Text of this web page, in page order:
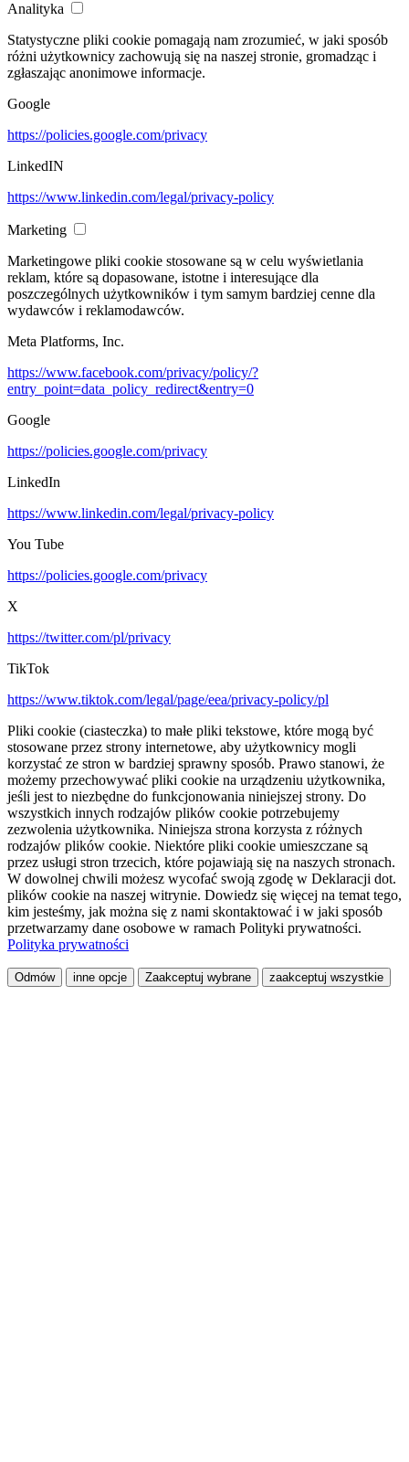
Analityka
Statystyczne pliki cookie pomagają nam zrozumieć, w jaki sposób
różni użytkownicy zachowują się na naszej stronie, gromadząc i
zgłaszając anonimowe informacje.
Google
https://policies.google.com/privacy
LinkedIN
https://www.linkedin.com/legal/privacy-policy
Marketing
Marketingowe pliki cookie stosowane są w celu wyświetlania
reklam, które są dopasowane, istotne i interesujące dla
poszczególnych użytkowników i tym samym bardziej cenne dla
wydawców i reklamodawców.
Meta Platforms, Inc.
https://www.facebook.com/privacy/policy/?
entry_point=data_policy_redirect&entry=0
Google
https://policies.google.com/privacy
LinkedIn
https://www.linkedin.com/legal/privacy-policy
You Tube
https://policies.google.com/privacy
X
https://twitter.com/pl/privacy
TikTok
https://www.tiktok.com/legal/page/eea/privacy-policy/pl
Pliki cookie (ciasteczka) to małe pliki tekstowe, które mogą być
stosowane przez strony internetowe, aby użytkownicy mogli
korzystać ze stron w bardziej sprawny sposób. Prawo stanowi, że
możemy przechowywać pliki cookie na urządzeniu użytkownika,
jeśli jest to niezbędne do funkcjonowania niniejszej strony. Do
wszystkich innych rodzajów plików cookie potrzebujemy
zezwolenia użytkownika. Niniejsza strona korzysta z różnych
rodzajów plików cookie. Niektóre pliki cookie umieszczane są
przez usługi stron trzecich, które pojawiają się na naszych stronach.
W dowolnej chwili możesz wycofać swoją zgodę w Deklaracji dot.
plików cookie na naszej witrynie. Dowiedz się więcej na temat tego,
kim jesteśmy, jak można się z nami skontaktować i w jaki sposób
przetwarzamy dane osobowe w ramach Polityki prywatności.
Polityka prywatności
Odmów inne opcje Zaakceptuj wybrane zaakceptuj wszystkie